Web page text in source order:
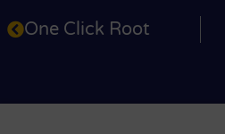
One Click Root